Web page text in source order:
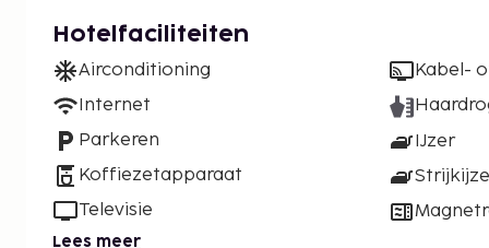
Hotelfaciliteiten
Airconditioning
Internet
Parkeren
Koffiezetapparaat
Televisie
Kabel-
IJzer
Lees meer